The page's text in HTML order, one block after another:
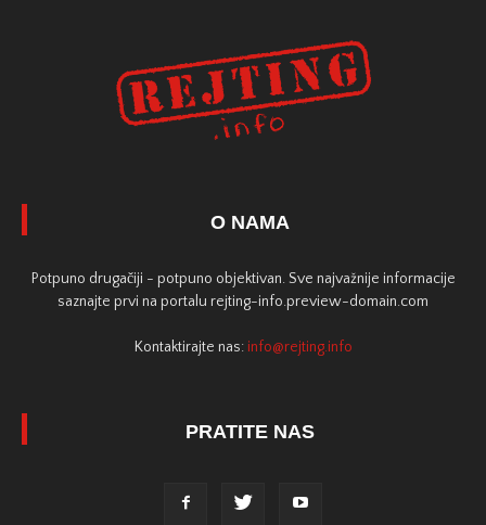
O NAMA
Potpuno drugačiji - potpuno objektivan. Sve najvažnije informacije
saznajte prvi na portalu rejting-info.preview-domain.com
Kontaktirajte nas: info@rejting.info
PRATITE NAS